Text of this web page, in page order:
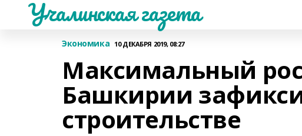
Учалинская газета
Экономика 10 ДЕКАБРЯ 2019, 08:27
Максимальный
Башкирии
строительстве